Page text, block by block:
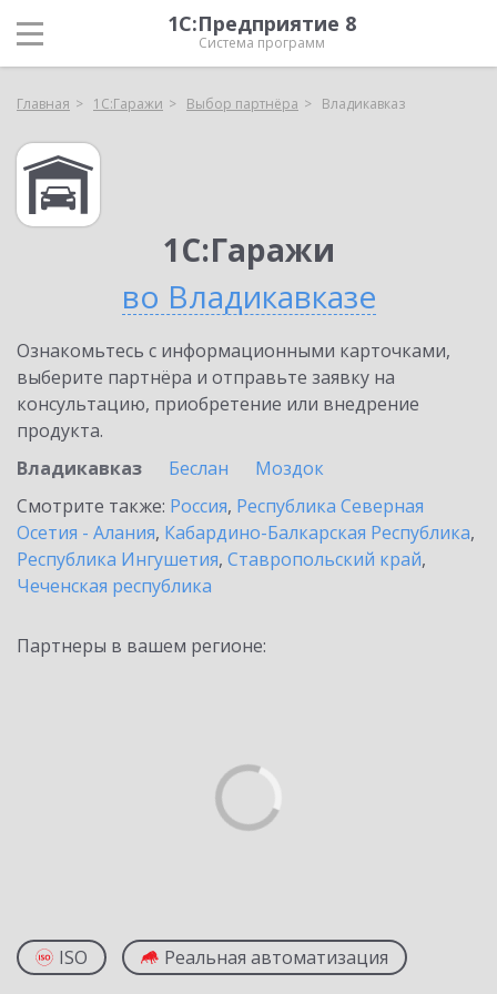
1С:Предприятие 8
Система программ
Главная 1С:Гаражи Выбор партнёра Владикавказ
1С:Гаражи
во Владикавказе
Ознакомьтесь с информационными карточками,
выберите партнёра и отправьте заявку на
консультацию, приобретение или внедрение
продукта.
Владикавказ
Беслан
Моздок
Смотрите также: Россия, Республика Северная
Осетия - Алания, Кабардино-Балкарская Республика,
Республика Ингушетия, Ставропольский край,
Чеченская республика
Партнеры в вашем регионе:
ISO Реальная автоматизация